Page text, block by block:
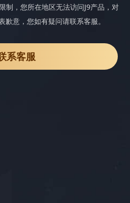
制，您所在地区无法访问J9产品，对
歉意，您如有疑问请联系客服。
系客服